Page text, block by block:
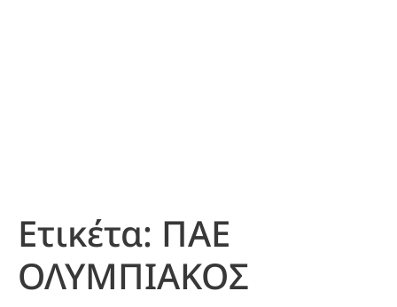
Ετικέτα: ΠΑΕ
ΟΛΥΜΠΙΑΚΟΣ